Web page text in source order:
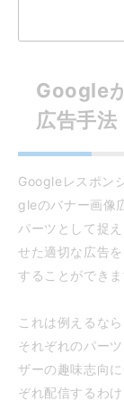
Google
広告手法
Googleレスポン
gleのバナー画像
パーツとして捉
せた適切な広告
することができま
これは例えるな
それぞれのパー
ザーの趣味志向
ぞれ配信するわけ